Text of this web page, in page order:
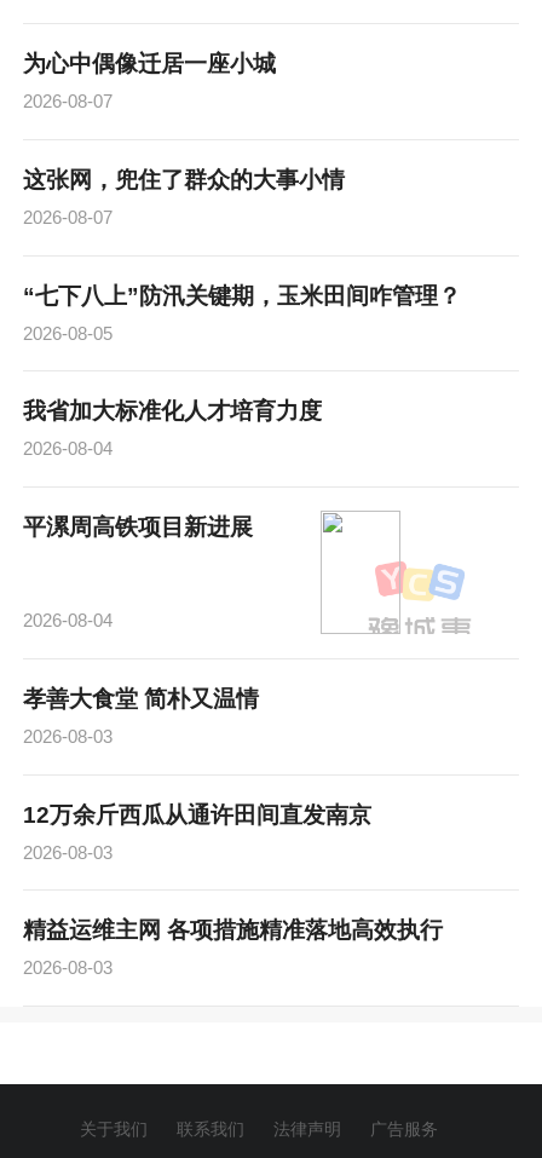
为心中偶像迁居一座小城
2026-08-07
这张网，兜住了群众的大事小情
2026-08-07
“七下八上”防汛关键期，玉米田间咋管理？
2026-08-05
我省加大标准化人才培育力度
2026-08-04
平漯周高铁项目新进展
2026-08-04
孝善大食堂 简朴又温情
2026-08-03
12万余斤西瓜从通许田间直发南京
2026-08-03
精益运维主网 各项措施精准落地高效执行
2026-08-03
关于我们 联系我们 法律声明 广告服务